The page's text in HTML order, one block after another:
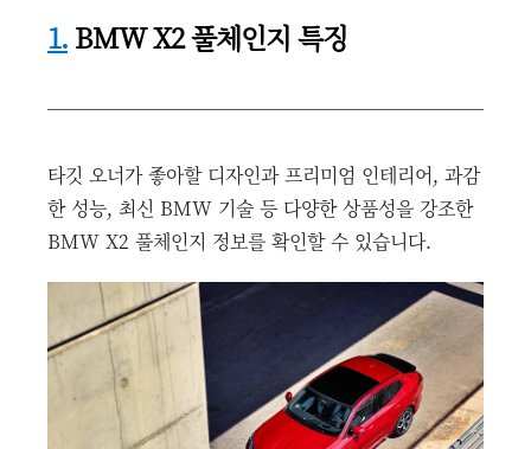
1. BMW X2 풀체인지 특징
타깃 오너가 좋아할 디자인과 프리미엄 인테리어, 과감
한 성능, 최신 BMW 기술 등 다양한 상품성을 강조한
BMW X2 풀체인지 정보를 확인할 수 있습니다.